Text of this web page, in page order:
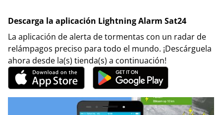
Descarga la aplicación Lightning Alarm Sat24
La aplicación de alerta de tormentas con un radar de
relámpagos preciso para todo el mundo. ¡Descárguela
ahora desde la(s) tienda(s) a continuación!